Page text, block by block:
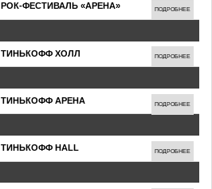
РОК-ФЕСТИВАЛЬ «АРЕНА» ПОДРОБНЕЕ
ТИНЬКОФФ ХОЛЛ ПОДРОБНЕЕ
ТИНЬКОФФ АРЕНА ПОДРОБНЕЕ
ТИНЬКОФФ HALL ПОДРОБНЕЕ